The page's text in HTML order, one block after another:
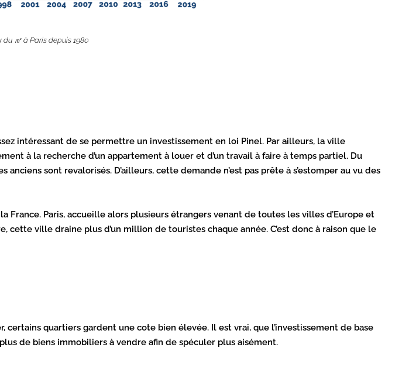
du ㎡ à Paris depuis 1980
intéressant de se permettre un investissement en loi Pinel. Par ailleurs, la ville
à la recherche d’un appartement à louer et d’un travail à faire à temps partiel. Du
sont revalorisés. D’ailleurs, cette demande n’est pas prête à s’estomper au vu des
Paris, accueille alors plusieurs étrangers venant de toutes les villes d’Europe et
ville draine plus d’un million de touristes chaque année. C’est donc à raison que le
quartiers gardent une cote bien élevée. Il est vrai, que l’investissement de base
de biens immobiliers à vendre afin de spéculer plus aisément.